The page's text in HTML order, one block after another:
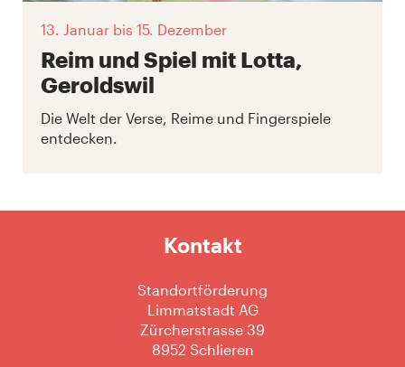
13. Januar bis 15. Dezember
Reim und Spiel mit Lotta,
Geroldswil
Die Welt der Verse, Reime und Fingerspiele
entdecken.
Kontakt
Standortförderung
Limmatstadt AG
Zürcherstrasse 39
8952 Schlieren